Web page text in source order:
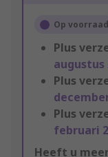
Op voorraad
Plus
augustus
Plus
Plus
februari
Heeft u